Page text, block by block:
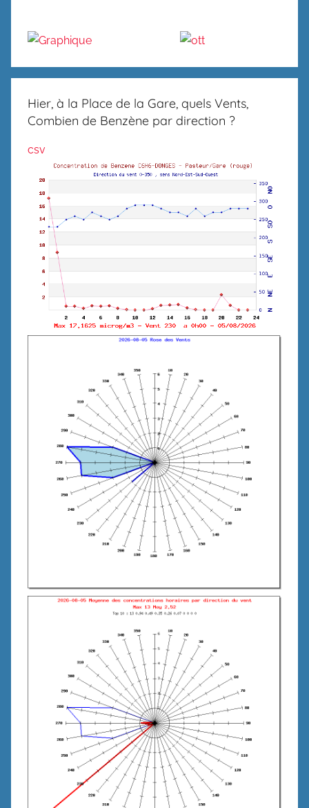
Hier, à la Place de la Gare, quels Vents,
Combien de Benzène par direction ?
csv